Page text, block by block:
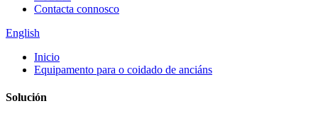
Contacta connosco
English
Inicio
Equipamento para o coidado de anciáns
Solución